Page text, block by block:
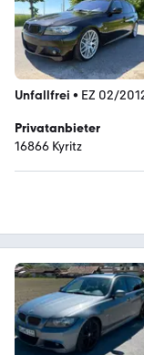
Unfallfrei • EZ 02/
Privatanbieter
16866 Kyritz